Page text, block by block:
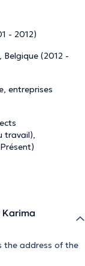
- 2012)
(2012 -
entreprises
travail),
the address of the